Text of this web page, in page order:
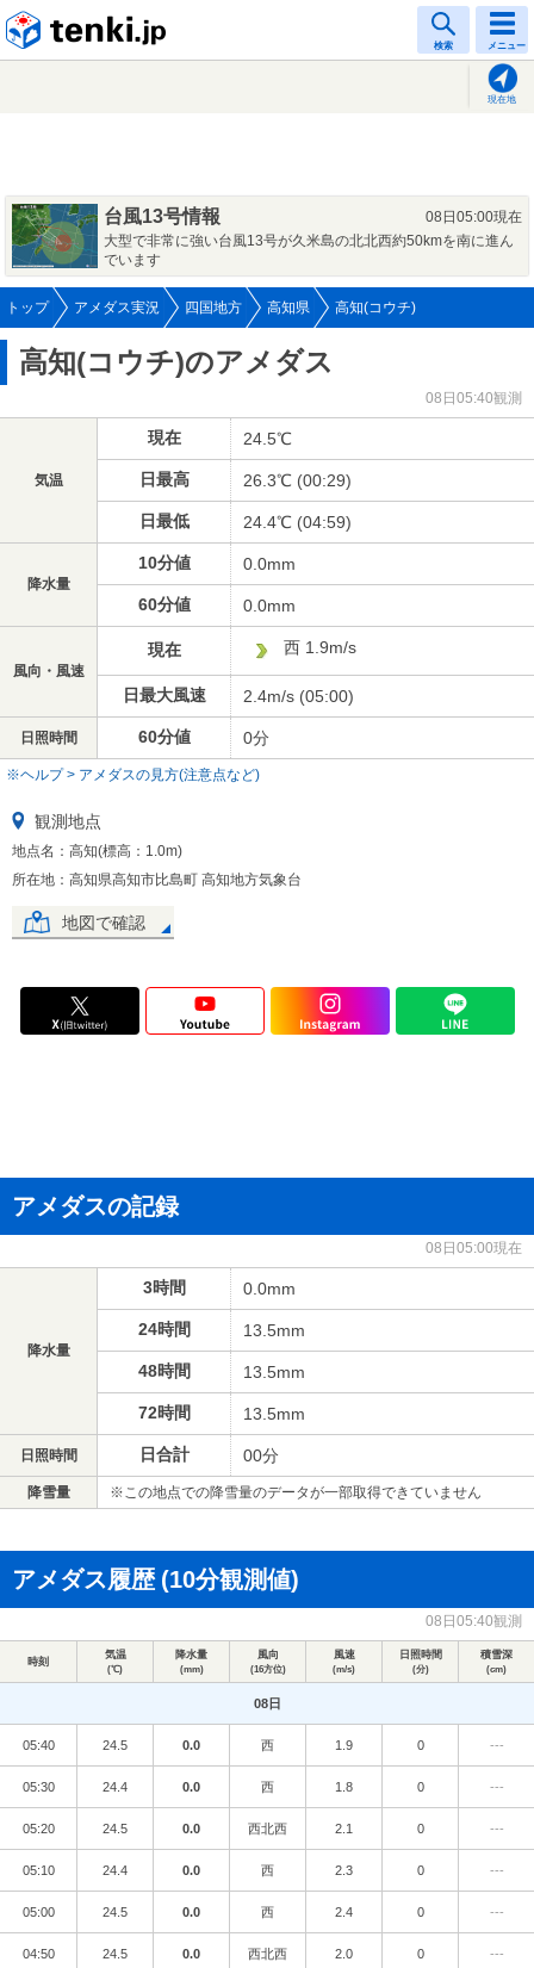
検索 メニュー
現在地
台風13号情報
08日05:00現在
大型で非常に強い台風13号が久米島の北北西約50kmを南に進ん
でいます
トップ アメダス実況 四国地方 高知県 高知(コウチ)
高知(コウチ)のアメダス
08日05:40観測
気温
現在 24.5℃
日最高 26.3℃ (00:29)
日最低 24.4℃ (04:59)
降水量
10分値 0.0mm
60分値 0.0mm
風向・風速
現在 西 1.9m/s
日最大風速 2.4m/s (05:00)
日照時間 60分値 0分
※ヘルプ > アメダスの見方(注意点など)
観測地点
地点名：高知(標高：1.0m)
所在地：高知県高知市比島町 高知地方気象台
地図で確認
アメダスの記録
08日05:00現在
降水量
3時間 0.0mm
24時間 13.5mm
48時間 13.5mm
72時間 13.5mm
日照時間 日合計 00分
降雪量 ※この地点での降雪量のデータが一部取得できていません
アメダス履歴 (10分観測値)
08日05:40観測
時刻
気温
(℃)
降水量
(mm)
風向
(16方位)
風速
(m/s)
日照時間
(分)
積雪深
(cm)
08日
05:40 24.5 0.0 西 1.9 0 ---
05:30 24.4 0.0 西 1.8 0 ---
05:20 24.5 0.0 西北西 2.1 0 ---
05:10 24.4 0.0 西 2.3 0 ---
05:00 24.5 0.0 西 2.4 0 ---
04:50 24.5 0.0 西北西 2.0 0 ---